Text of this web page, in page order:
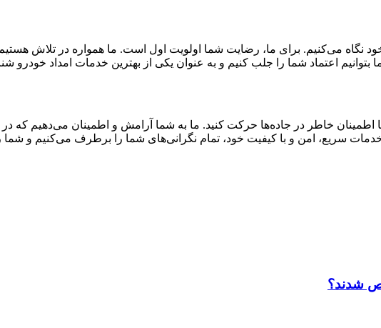
خود نگاه می‌کنیم. برای ما، رضایت شما اولویت اول است. ما همواره در تلاش
اعتماد شما را جلب کنیم و به عنوان یکی از بهترین خدمات امداد خودرو
با اطمینان خاطر در جاده‌ها حرکت کنید. ما به شما آرامش و اطمینان می‌دهیم که
سریع، امن و با کیفیت خود، تمام نگرانی‌های شما را برطرف می‌کنیم و شما
شدند؟